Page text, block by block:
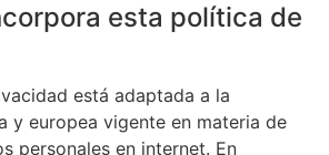
esta política de
está adaptada a la
y europea vigente en materia de
personales en internet. En